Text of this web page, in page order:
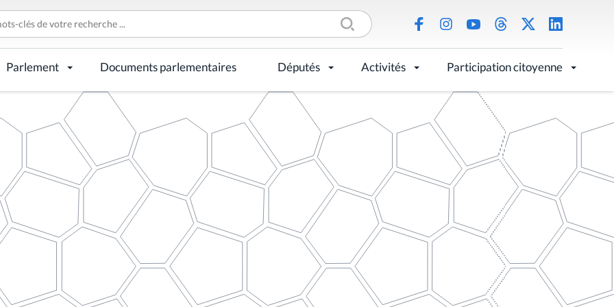
Parlement Documents parlementaires Députés Activités Participation citoyenne